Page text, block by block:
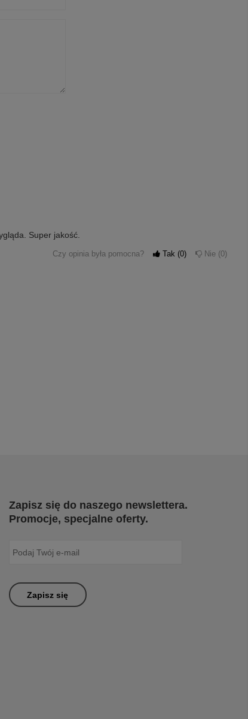
Super jakość.
Czy opinia była pomocna? Tak 0 Nie 0
Zapisz się do naszego newslettera.
Promocje, specjalne oferty.
Zapisz się